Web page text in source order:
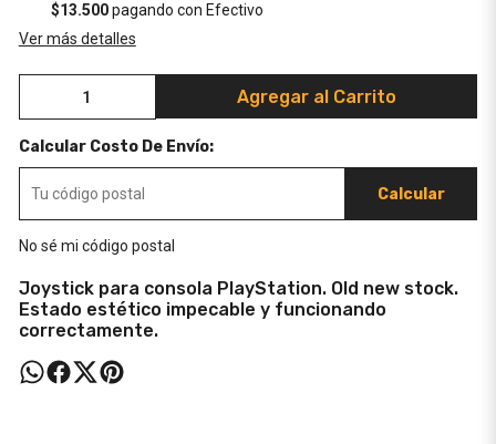
$13.500pagando con Efectivo
Ver más detalles
Agregar al Carrito
Calcular Costo De Envío:
Calcular
No sé mi código postal
Joystick para consola PlayStation. Old new stock.
Estado estético impecable y funcionando
correctamente.